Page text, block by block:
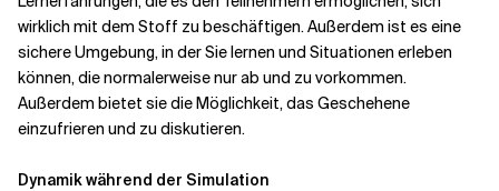
wirklich mit dem Stoff zu beschäftigen. Außerdem ist es eine
sichere Umgebung, in der Sie lernen und Situationen erleben
können, die normalerweise nur ab und zu vorkommen.
Außerdem bietet sie die Möglichkeit, das Geschehene
einzufrieren und zu diskutieren.
Dynamik während der Simulation